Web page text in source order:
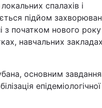
локальних спалахів і
підйом
з початком нового
навчальних
основним